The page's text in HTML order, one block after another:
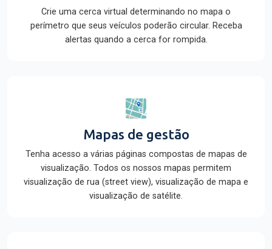
Crie uma cerca virtual determinando no mapa o
perímetro que seus veículos poderão circular. Receba
alertas quando a cerca for rompida.
Mapas de gestão
Tenha acesso a várias páginas compostas de mapas de
visualização. Todos os nossos mapas permitem
visualização de rua (street view), visualização de mapa e
visualização de satélite.